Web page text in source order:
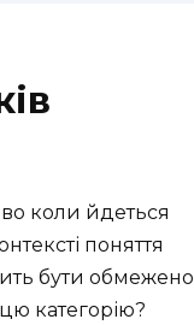
коли йдеться
поняття
бути обмежено
категорію?